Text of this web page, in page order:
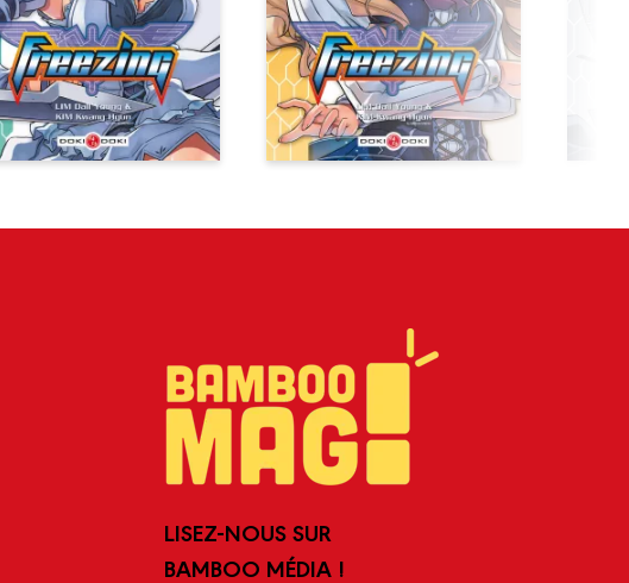
LISEZ-NOUS SUR
BAMBOO MÉDIA !